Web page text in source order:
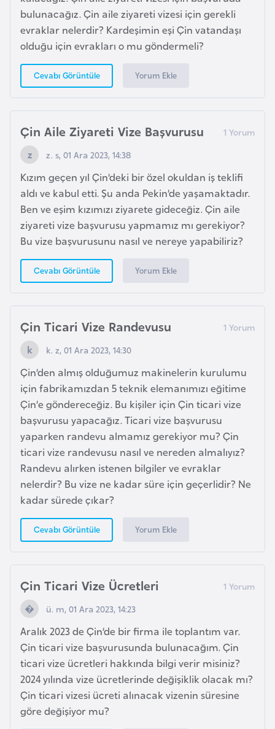
bulunacağız. Çin aile ziyareti vizesi için gerekli
evraklar nelerdir? Kardeşimin eşi Çin vatandaşı
olduğu için evrakları o mu göndermeli?
Cevabı Görüntüle Yorum Ekle
Çin Aile Ziyareti Vize Başvurusu
z. s, 01 Ara 2023, 14:38
Kızım geçen yıl Çin’deki bir özel okuldan iş teklifi
aldı ve kabul etti. Şu anda Pekin’de yaşamaktadır.
Ben ve eşim kızımızı ziyarete gideceğiz. Çin aile
ziyareti vize başvurusu yapmamız mı gerekiyor?
Bu vize başvurusunu nasıl ve nereye yapabiliriz?
Cevabı Görüntüle Yorum Ekle
Çin Ticari Vize Randevusu
k. z, 01 Ara 2023, 14:30
Çin’den almış olduğumuz makinelerin kurulumu
için fabrikamızdan 5 teknik elemanımızı eğitime
Çin’e göndereceğiz. Bu kişiler için Çin ticari vize
başvurusu yapacağız. Ticari vize başvurusu
yaparken randevu almamız gerekiyor mu? Çin
ticari vize randevusu nasıl ve nereden almalıyız?
Randevu alırken istenen bilgiler ve evraklar
nelerdir? Bu vize ne kadar süre için geçerlidir? Ne
kadar sürede çıkar?
Cevabı Görüntüle Yorum Ekle
Çin Ticari Vize Ücretleri
ü. m, 01 Ara 2023, 14:23
Aralık 2023 de Çin’de bir firma ile toplantım var.
Çin ticari vize başvurusunda bulunacağım. Çin
ticari vize ücretleri hakkında bilgi verir misiniz?
2024 yılında vize ücretlerinde değişiklik olacak mı?
Çin ticari vizesi ücreti alınacak vizenin süresine
göre değişiyor mu?
F
a
s
a
d
Ç
e
k
C
u
m
h
r
i
y
e
t
i
C
e
z
a
y
i
r
C
i
b
u
t
i
Ç
i
n
D